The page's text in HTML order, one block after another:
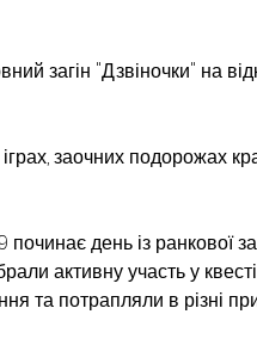
загін "Дзвіночки" на
заочних подорожах
день із ранкової
активну участь у квесті
та потрапляли в різні